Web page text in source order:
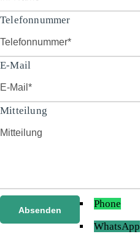
Telefonnummer
E-Mail
Mitteilung
Phone
WhatsApp